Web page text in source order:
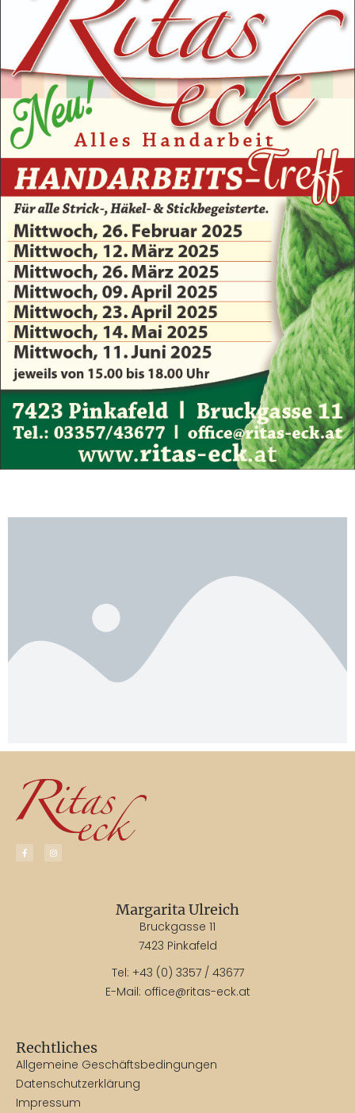
Margarita Ulreich
Bruckgasse 11
7423 Pinkafeld
Tel: +43 (0) 3357 / 43677
E-Mail: office@ritas-eck.at
Rechtliches
Allgemeine Geschäftsbedingungen
Datenschutzerklärung
Impressum